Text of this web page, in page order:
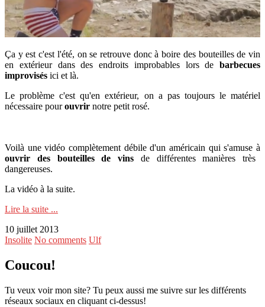
Ça y est c'est l'été, on se retrouve donc à boire des bouteilles de vin
en extérieur dans des endroits improbables lors de barbecues
improvisés ici et là.
Le problème c'est qu'en extérieur, on a pas toujours le matériel
nécessaire pourouvrir notre petit rosé.
Voilà une vidéo complètement débile d'un américain qui s'amuse à
ouvrir des bouteilles de vins de différentes manières très
dangereuses.
La vidéo à la suite.
Lire la suite ...
10 juillet 2013
Insolite No comments Ulf
Coucou!
Tu veux voir mon site? Tu peux aussi me suivre sur les différents
réseaux sociaux en cliquant ci-dessus!